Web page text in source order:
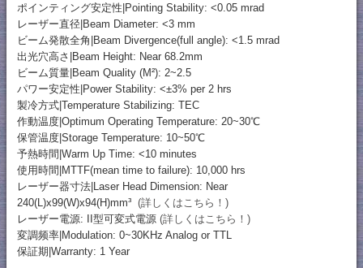
ポインティング安定性|Pointing Stability: <0.05 mrad
レーザー直径|Beam Diameter: <3 mm
ビーム発散全角|Beam Divergence(full angle): <1.5 mrad
出光穴高さ|Beam Height: Near 68.2mm
ビーム質量|Beam Quality (M²): 2~2.5
パワー安定性|Power Stability: <±3% per 2 hrs
製冷方式|Temperature Stabilizing: TEC
作動温度|Optimum Operating Temperature: 20~30℃
保管温度|Storage Temperature: 10~50℃
予熱時間|Warm Up Time: <10 minutes
使用時間|MTTF(mean time to failure): 10,000 hrs
レーザー器寸法|Laser Head Dimension: Near
240(L)x99(W)x94(H)mm³ (詳しくはこちら！)
レーザー電源: II型可変式電源 (詳しくはこちら！)
変調频率|Modulation: 0~30KHz Analog or TTL
保証期|Warranty: 1 Year